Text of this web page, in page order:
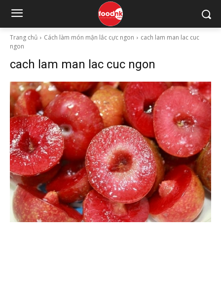
Trang chủ Cách làm món mận lắc cực ngon
cach lam man lac cuc
ngon
cach lam man lac cuc ngon